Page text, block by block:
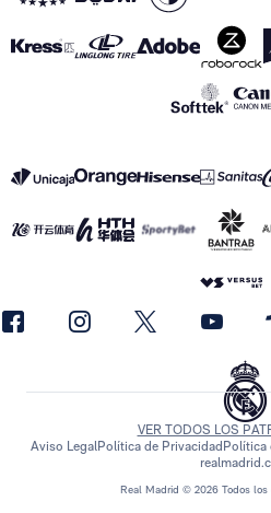
Real Madrid © 2026 Todos los
VER TODOS LOS
Aviso LegalPolítica de PrivacidadPolítica